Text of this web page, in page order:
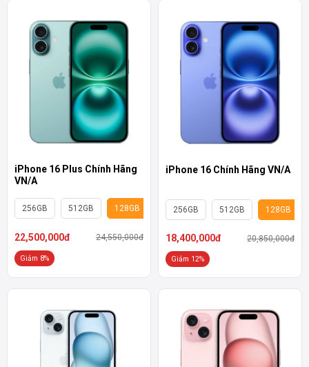
iPhone 16 Plus Chính Hãng
VN/A
256GB 512GB 128GB
22,500,000đ 24,550,000đ
Giảm 8%
iPhone 16 Chính Hãng VN/A
256GB 512GB 128GB
18,400,000đ 20,850,000đ
Giảm 12%